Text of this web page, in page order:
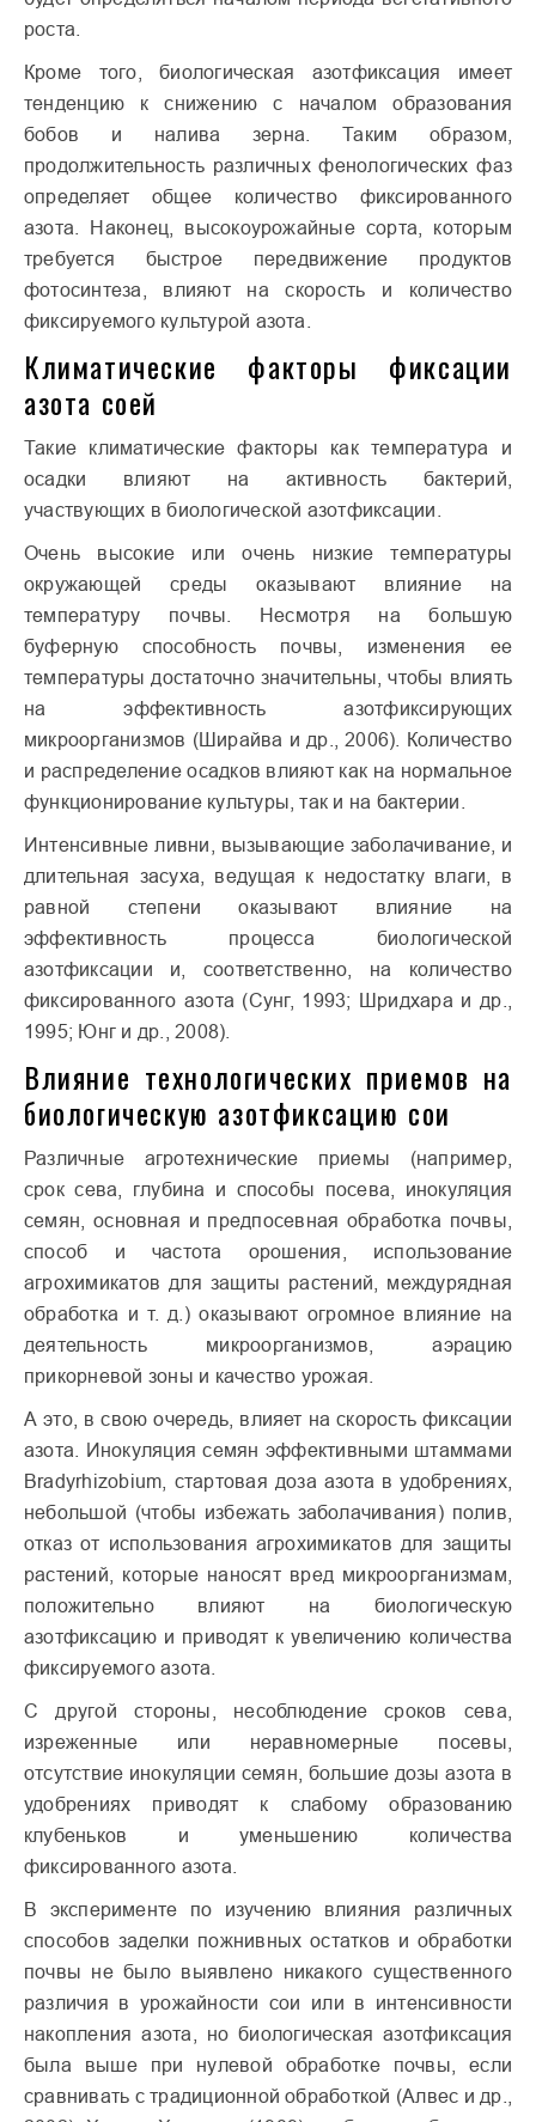
роста.
Кроме того, биологическая азотфиксация имеет
тенденцию к снижению с началом образования
бобов и налива зерна. Таким образом,
продолжительность различных фенологических фаз
определяет общее количество фиксированного
азота. Наконец, высокоурожайные сорта, которым
требуется быстрое передвижение продуктов
фотосинтеза, влияют на скорость и количество
фиксируемого культурой азота.
Климатические факторы фиксации
азота соей
Такие климатические факторы как температура и
осадки влияют на активность бактерий,
участвующих в биологической азотфиксации.
Очень высокие или очень низкие температуры
окружающей среды оказывают влияние на
температуру почвы. Несмотря на большую
буферную способность почвы, изменения ее
температуры достаточно значительны, чтобы влиять
на эффективность азотфиксирующих
микроорганизмов (Ширайва и др., 2006). Количество
и распределение осадков влияют как на нормальное
функционирование культуры, так и на бактерии.
Интенсивные ливни, вызывающие заболачивание, и
длительная засуха, ведущая к недостатку влаги, в
равной степени оказывают влияние на
эффективность процесса биологической
азотфиксации и, соответственно, на количество
фиксированного азота (Сунг, 1993; Шридхара и др.,
1995; Юнг и др., 2008).
Влияние технологических приемов на
биологическую азотфиксацию сои
Различные агротехнические приемы (например,
срок сева, глубина и способы посева, инокуляция
семян, основная и предпосевная обработка почвы,
способ и частота орошения, использование
агрохимикатов для защиты растений, междурядная
обработка и т. д.) оказывают огромное влияние на
деятельность микроорганизмов, аэрацию
прикорневой зоны и качество урожая.
А это, в свою очередь, влияет на скорость фиксации
азота. Инокуляция семян эффективными штаммами
Bradyrhizobium, стартовая доза азота в удобрениях,
небольшой (чтобы избежать заболачивания) полив,
отказ от использования агрохимикатов для защиты
растений, которые наносят вред микроорганизмам,
положительно влияют на биологическую
азотфиксацию и приводят к увеличению количества
фиксируемого азота.
С другой стороны, несоблюдение сроков сева,
изреженные или неравномерные посевы,
отсутствие инокуляции семян, большие дозы азота в
удобрениях приводят к слабому образованию
клубеньков и уменьшению количества
фиксированного азота.
В эксперименте по изучению влияния различных
способов заделки пожнивных остатков и обработки
почвы не было выявлено никакого существенного
различия в урожайности сои или в интенсивности
накопления азота, но биологическая азотфиксация
была выше при нулевой обработке почвы, если
сравнивать с традиционной обработкой (Алвес и др.,